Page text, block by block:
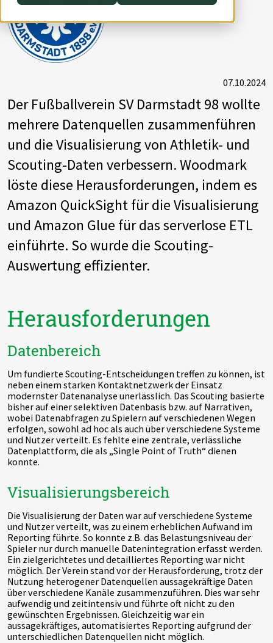
07.10.2024
Der Fußballverein SV Darmstadt 98 wollte
mehrere Datenquellen zusammenführen
und die Visualisierung von Athletik- und
Scouting-Daten verbessern. Woodmark
löste diese Herausforderungen, indem es
Amazon QuickSight für die Visualisierung
und Amazon Glue für das serverlose ETL
einführte. So wurde die Scouting-
Auswertung effizienter.
Herausforderungen
Datenbereich
Um fundierte Scouting-Entscheidungen treffen zu können, ist
neben einem starken Kontaktnetzwerk der Einsatz
modernster Datenanalyse unerlässlich. Das Scouting basierte
bisher auf einer selektiven Datenbasis bzw. auf Narrativen,
wobei Datenabfragen zu Spielern auf verschiedenen Wegen
erfolgen, sowohl ad hoc als auch über verschiedene Systeme
und Nutzer verteilt. Es fehlte eine zentrale, verlässliche
Datenplattform, die als „Single Point of Truth“ dienen
konnte.
Visualisierungsbereich
Die Visualisierung der Daten war auf verschiedene Systeme
und Nutzer verteilt, was zu einem erheblichen Aufwand im
Reporting führte. So konnte z.B. das Belastungsniveau der
Spieler nur durch manuelle Datenintegration erfasst werden.
Ein zielgerichtetes und detailliertes Reporting war nicht
möglich. Der Verein stand vor der Herausforderung, trotz der
Nutzung heterogener Datenquellen aussagekräftige Daten
über verschiedene Kanäle zusammenzuführen. Dies war sehr
aufwendig und zeitintensiv und führte oft nicht zu den
gewünschten Ergebnissen. Gleichzeitig war ein
aussagekräftiges, automatisiertes Reporting aufgrund der
unterschiedlichen Datenquellen nicht möglich.
Digitale Souveränität
Switch to English
Switch to English